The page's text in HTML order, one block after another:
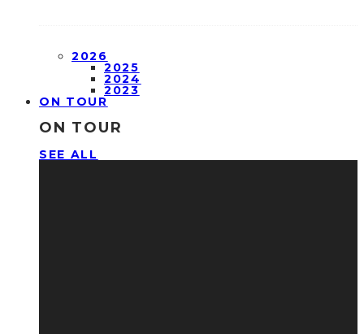
2026
2025
2024
2023
ON TOUR
ON TOUR
SEE ALL